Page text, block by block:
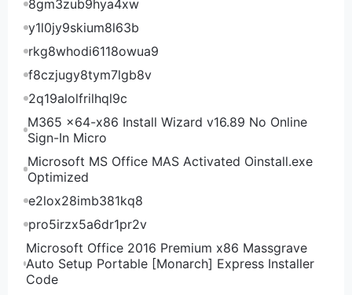
8gm3zub9hya4xw
y1l0jy9skium8l63b
rkg8whodi6118owua9
f8czjugy8tym7lgb8v
2q19alolfrilhql9c
M365 x64-x86 Install Wizard v16.89 No Online
Sign-In Micro
Microsoft MS Office MAS Activated Oinstall.exe
Optimized
e2lox28imb381kq8
pro5irzx5a6dr1pr2v
Microsoft Office 2016 Premium x86 Massgrave
Auto Setup Portable [Monarch] Express Installer
Code